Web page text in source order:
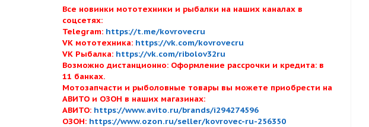
Все новинки мототехники и рыбалки на наших каналах в
соцсетях:
Telegram: https://t.me/kovrovecru
VK мототехника: https://vk.com/kovrovecru
VK Рыбалка: https://vk.com/ribolov32ru
Возможно дистанционно: Оформление рассрочки и кредита: в
11 банках.
Мотозапчасти и рыболовные товары вы можете приобрести на
АВИТО и ОЗОН в наших магазинах:
АВИТО: https://www.avito.ru/brands/i294274596
ОЗОН: https://www.ozon.ru/seller/kovrovec-ru-256350